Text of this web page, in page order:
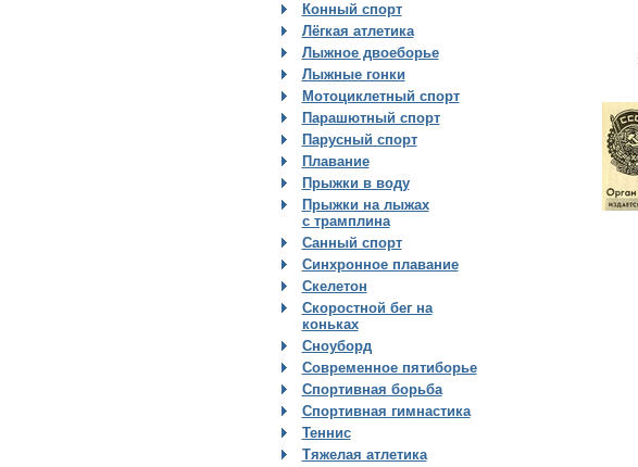
Конный спорт
Лёгкая атлетика
Лыжное двоеборье
Лыжные гонки
Мотоциклетный спорт
Парашютный спорт
Парусный спорт
Плавание
Прыжки в воду
Прыжки на лыжах
с трамплина
Санный спорт
Синхронное плавание
Скелетон
Скоростной бег на
коньках
Сноуборд
Современное пятиборье
Спортивная борьба
Спортивная гимнастика
Теннис
Тяжелая атлетика